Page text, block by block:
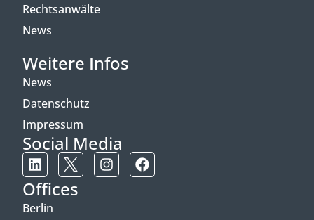
Rechtsanwälte
News
Weitere Infos
News
Datenschutz
Impressum
Social Media
Offices
Berlin